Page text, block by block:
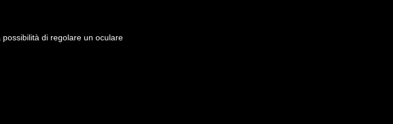
di regolare un oculare